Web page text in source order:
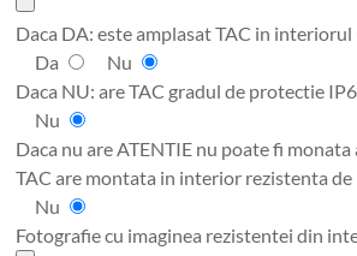
Daca DA: este amplasat TAC in interiorul
Da
Nu
Daca NU: are TAC gradul de protectie
Nu
Daca nu are ATENTIE nu poate fi monata
TAC are montata in interior rezistenta de
Nu
Fotografie cu imaginea rezistentei din